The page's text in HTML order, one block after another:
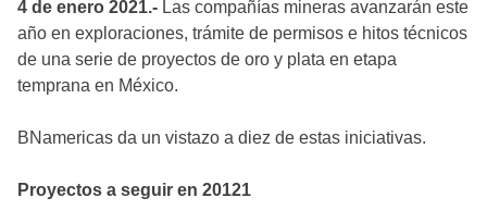
4 de enero 2021.- Las compañías mineras avanzarán este
año en exploraciones, trámite de permisos e hitos técnicos
de una serie de proyectos de oro y plata en etapa
temprana en México.
BNamericas da un vistazo a diez de estas iniciativas.
Proyectos a seguir en 20121